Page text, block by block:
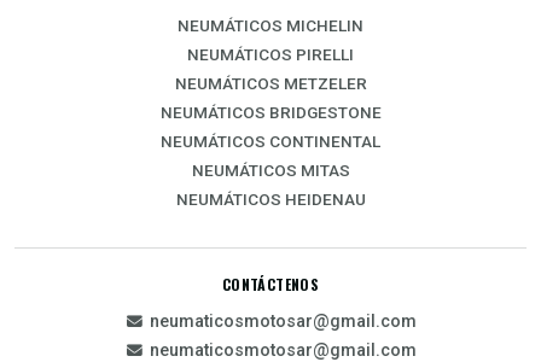
NEUMÁTICOS MICHELIN
NEUMÁTICOS PIRELLI
NEUMÁTICOS METZELER
NEUMÁTICOS BRIDGESTONE
NEUMÁTICOS CONTINENTAL
NEUMÁTICOS MITAS
NEUMÁTICOS HEIDENAU
CONTÁCTENOS
neumaticosmotosar@gmail.com
neumaticosmotosar@gmail.com